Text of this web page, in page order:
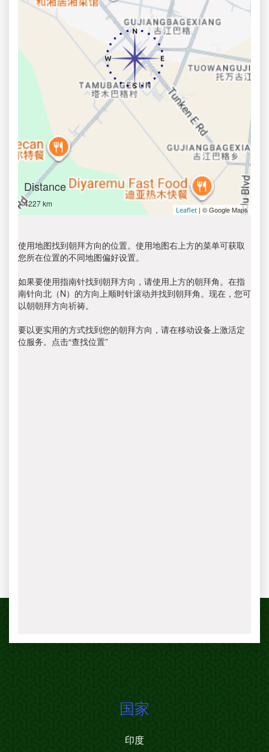
Distance
4227 km
Leaflet | © Google Maps
使用地图找到朝拜方向的位置。使用地图右上方的菜单可获取
您所在位置的不同地图偏好设置。
如果要使用指南针找到朝拜方向，请使用上方的朝拜角。在指
南针向北（N）的方向上顺时针滚动并找到朝拜角。现在，您可
以朝朝拜方向祈祷。
要以更实用的方式找到您的朝拜方向，请在移动设备上激活定
位服务。点击“查找位置”
国家
印度